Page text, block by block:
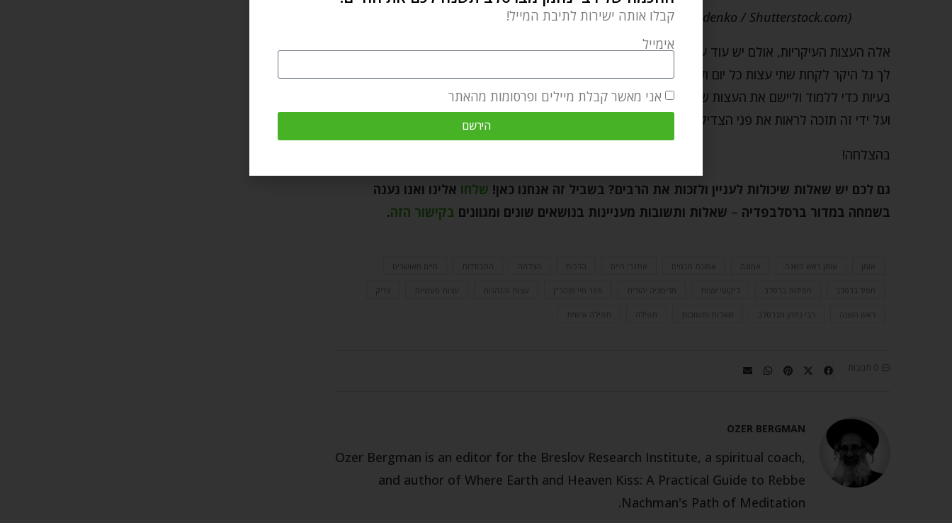
(Editorial credit: Olha Solodenko / Shutterstock.com – קרדיט תמונה ראשית של המאמר)
אלה העצות העיקריות, אולם יש עוד עצות רבות ונפלאות שנוכל לקיימן תוך כדי אתגרי וניסיונות החיים. אני מציע
לך גל היקר לקחת שתי עצות כל יום וללמוד אותן, לנסות ליישם אותן בחיים שלך, לא חייבים להתמודד עם
בעיות כדי ללמוד וליישם את העצות של רבינו. כך גם תזכה לעסוק בלימוד הנפלא של רבי נחמן ובקיום עצותיו
ועל ידי זה תזכה לראות את פני הצדיק.
בהצלחה!
גם לכם יש שאלות שיכולות לעניין ולזכות את הרבים? בשביל זה אנחנו כאן! שלחו אלינו ואנו נענה
בשמחה במדור ברסלבפדיה – שאלות ותשובות מעניינות בנושאים שונים ומגוונים בקישור הזה.
אומן אומן ראש השנה אמונה אמונת חכמים אתגרי חיים הלכות הצלחה התבודדות חיים מאושרים
חסיד ברסלב חסידות ברסלב ליקוטי עצות מדיטציה יהודית ספר חיי מוהר"ן עצות והנהגות עצות מעשיות צדיק
ראש השנה רבי נחמן מברסלב שאלות ותשובות תפילה תפילה אישית
0 תגובות
OZER BERGMAN
Ozer Bergman is an editor for the Breslov Research Institute, a spiritual coach,
and author of Where Earth and Heaven Kiss: A Practical Guide to Rebbe
Nachman's Path of Meditation.
קבלו אותה ישירות לתיבת המייל!
אימייל
אני מאשר קבלת מיילים ופרסומות מהאתר
הירשם